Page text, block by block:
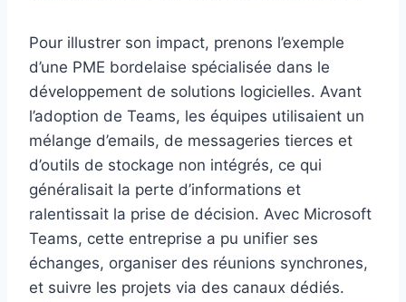
Pour illustrer son impact, prenons l’exemple
d’une PME bordelaise spécialisée dans le
développement de solutions logicielles. Avant
l’adoption de Teams, les équipes utilisaient un
mélange d’emails, de messageries tierces et
d’outils de stockage non intégrés, ce qui
généralisait la perte d’informations et
ralentissait la prise de décision. Avec Microsoft
Teams, cette entreprise a pu unifier ses
échanges, organiser des réunions synchrones,
et suivre les projets via des canaux dédiés.